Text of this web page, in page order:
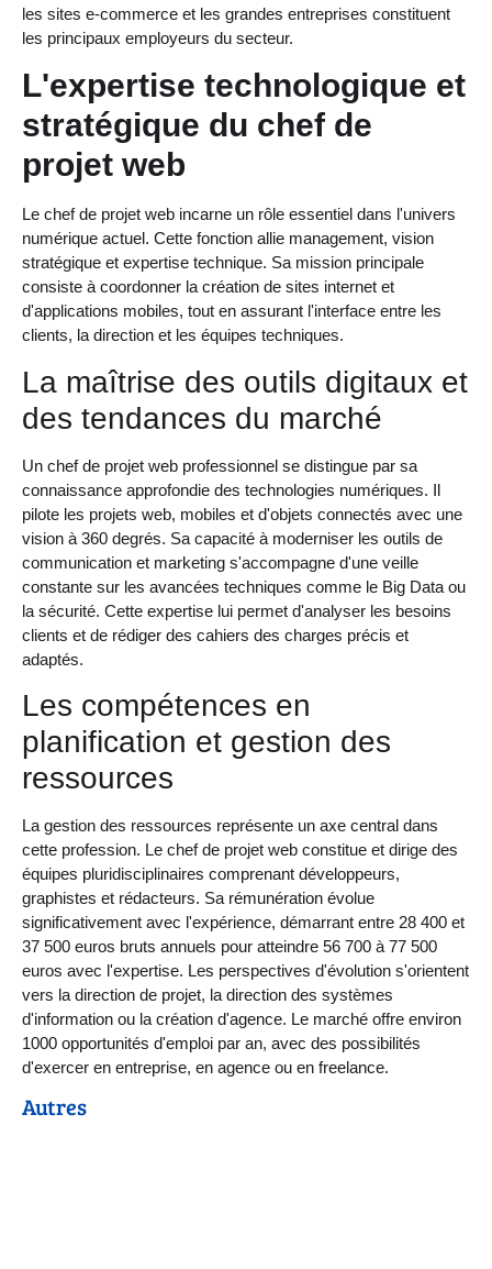
les sites e-commerce et les grandes entreprises constituent
les principaux employeurs du secteur.
L'expertise technologique et
stratégique du chef de
projet web
Le chef de projet web incarne un rôle essentiel dans l'univers
numérique actuel. Cette fonction allie management, vision
stratégique et expertise technique. Sa mission principale
consiste à coordonner la création de sites internet et
d'applications mobiles, tout en assurant l'interface entre les
clients, la direction et les équipes techniques.
La maîtrise des outils digitaux et
des tendances du marché
Un chef de projet web professionnel se distingue par sa
connaissance approfondie des technologies numériques. Il
pilote les projets web, mobiles et d'objets connectés avec une
vision à 360 degrés. Sa capacité à moderniser les outils de
communication et marketing s'accompagne d'une veille
constante sur les avancées techniques comme le Big Data ou
la sécurité. Cette expertise lui permet d'analyser les besoins
clients et de rédiger des cahiers des charges précis et
adaptés.
Les compétences en
planification et gestion des
ressources
La gestion des ressources représente un axe central dans
cette profession. Le chef de projet web constitue et dirige des
équipes pluridisciplinaires comprenant développeurs,
graphistes et rédacteurs. Sa rémunération évolue
significativement avec l'expérience, démarrant entre 28 400 et
37 500 euros bruts annuels pour atteindre 56 700 à 77 500
euros avec l'expertise. Les perspectives d'évolution s'orientent
vers la direction de projet, la direction des systèmes
d'information ou la création d'agence. Le marché offre environ
1000 opportunités d'emploi par an, avec des possibilités
d'exercer en entreprise, en agence ou en freelance.
Autres